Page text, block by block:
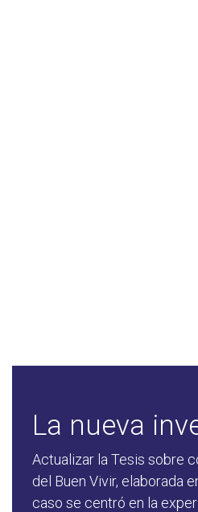
La nueva
Actualizar la Tesis sobre
del Buen Vivir, elaborada
caso se centró en la